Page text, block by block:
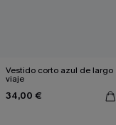
Vestido corto azul de largo
viaje
34,00 €